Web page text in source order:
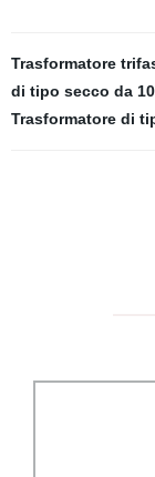
Trasformatore
di tipo secco da
Trasformatore di